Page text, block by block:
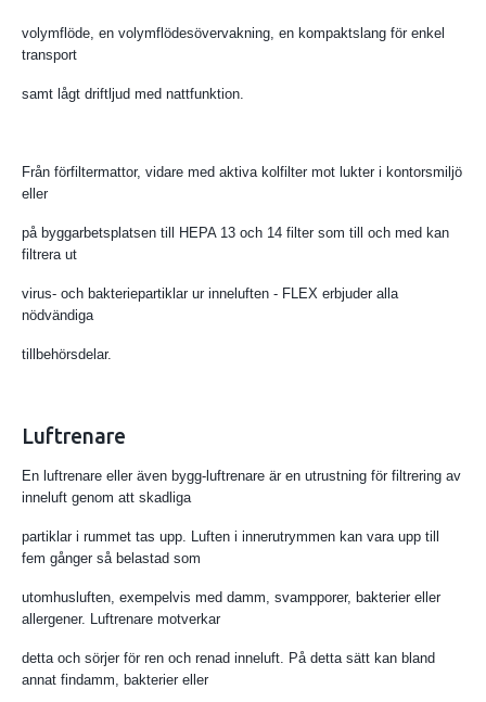
volymflöde, en volymflödesövervakning, en kompaktslang för enkel
transport
samt lågt driftljud med nattfunktion.
Från förfiltermattor, vidare med aktiva kolfilter mot lukter i kontorsmiljö
eller
på byggarbetsplatsen till HEPA 13 och 14 filter som till och med kan
filtrera ut
virus- och bakteriepartiklar ur inneluften - FLEX erbjuder alla
nödvändiga
tillbehörsdelar.
Luftrenare
En luftrenare eller även bygg-luftrenare är en utrustning för filtrering av
inneluft genom att skadliga
partiklar i rummet tas upp. Luften i innerutrymmen kan vara upp till
fem gånger så belastad som
utomhusluften, exempelvis med damm, svampporer, bakterier eller
allergener. Luftrenare motverkar
detta och sörjer för ren och renad inneluft. På detta sätt kan bland
annat findamm, bakterier eller